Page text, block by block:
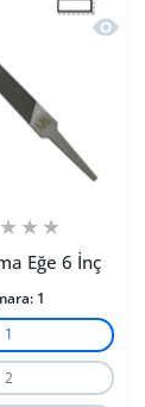
Yarım Yuvarlak
Hızlı
Eğe 6 İnç
1
1
2